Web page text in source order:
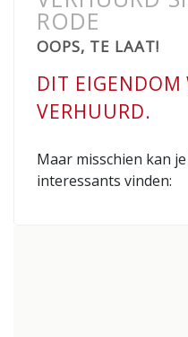
RODE
OOPS, TE LAAT!
DIT EIGENDOM
VERHUURD.
Maar misschien kan
interessants vinden: